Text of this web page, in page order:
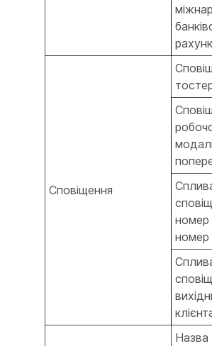
Сповіщення
номер
номер